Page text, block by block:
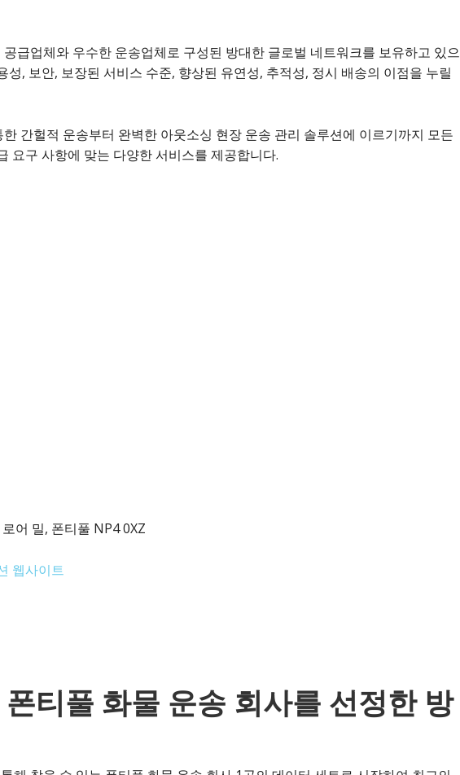
공급업체와 우수한 운송업체로 구성된 방대한 글로벌 네트워크를 보유하고 있으
성, 보안, 보장된 서비스 수준, 향상된 유연성, 추적성, 정시 배송의 이점을 누릴
한 간헐적 운송부터 완벽한 아웃소싱 현장 운송 관리 솔루션에 이르기까지 모든
요구 사항에 맞는 다양한 서비스를 제공합니다.
어 밀, 폰티풀 NP4 0XZ
웹사이트
티풀 화물 운송 회사를 선정한 방